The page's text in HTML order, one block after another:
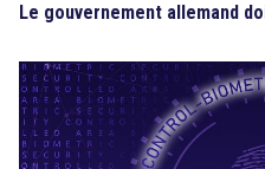
Le gouvernement allemand